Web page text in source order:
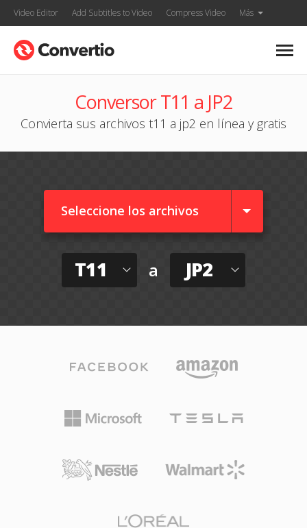
Video Editor Add Subtitles to Video Compress Video Más
Conversor T11 a JP2
Convierta sus archivos t11 a jp2 en línea y gratis
Seleccione los archivos
T11 a JP2